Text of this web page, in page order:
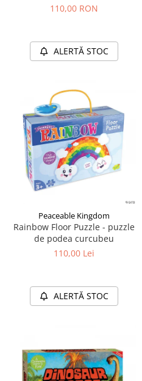
110,00 RON
ALERTĂ STOC
Peaceable Kingdom
Rainbow Floor Puzzle - puzzle
de podea curcubeu
110,00 Lei
ALERTĂ STOC